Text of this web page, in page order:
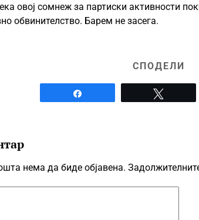
овој сомнеж за партиски активности
обвинителство. Барем не засега.
СПОДЕЛИ
нема да биде објавена.